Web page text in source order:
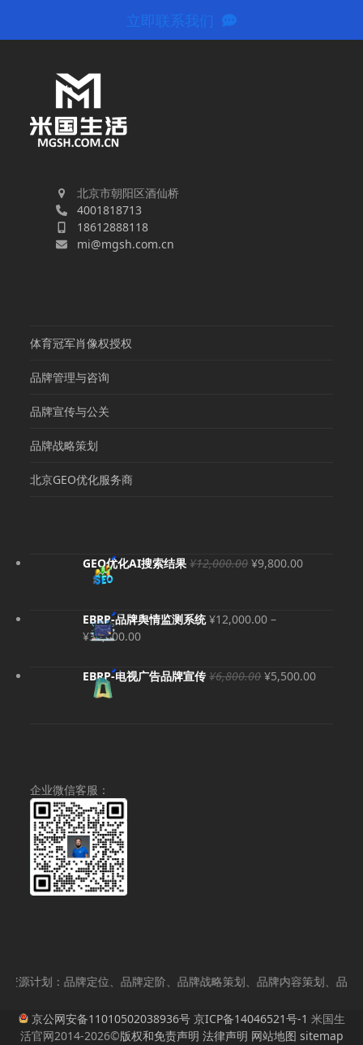
立即联系我们
北京市朝阳区酒仙桥
4001818713
18612888118
mi@mgsh.com.cn
体育冠军肖像权授权
品牌管理与咨询
品牌宣传与公关
品牌战略策划
北京GEO优化服务商
GEO优化AI搜索结果 ¥12,000.00 原
¥12,000.00。
¥9,800.00当
EBRP-品牌舆情监测系统 ¥12,000.00 –
¥36,000.00价
范
围：
EBRP-电视广告品牌宣传 ¥6,800.00 原
¥5,500.00当
企业微信客服：
划：品牌定位、品牌定阶、品牌战略策划、品牌内容策划、品牌背书
京公网安备11010502038936号 京ICP备14046521号-1 米国生
活官网2014-2026©版权和免责声明 法律声明 网站地图 sitemap